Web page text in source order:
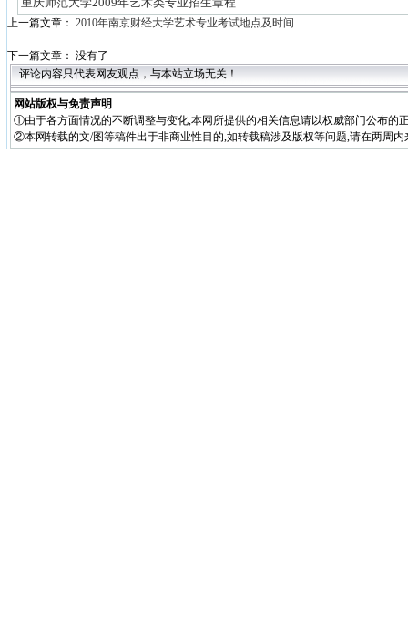
上一篇文章： 2010年南京财经大学艺术专业考试地点及时间
下一篇文章： 没有了
评论内容只代表网友观点，与本站立场无关！
网站版权与免责声明
①由于各方面情况的不断调整与变化,本网所提供的相关信息请以权威部门公布的
②本网转载的文/图等稿件出于非商业性目的,如转载稿涉及版权等问题,请在两周内